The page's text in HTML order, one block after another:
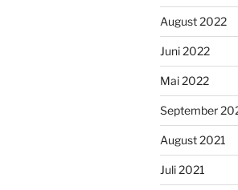
August 2022
Juni 2022
Mai 2022
September
August 2021
Juli 2021